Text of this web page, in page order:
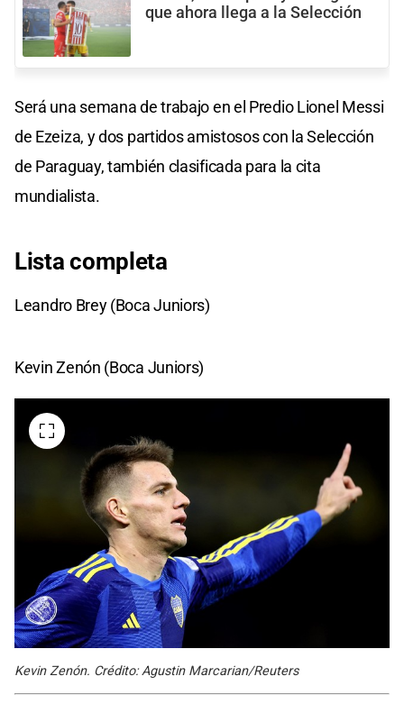
que ahora llega a la Selección
Será una semana de trabajo en el Predio Lionel Messi
de Ezeiza, y dos partidos amistosos con la Selección
de Paraguay, también clasificada para la cita
mundialista.
Lista completa
Leandro Brey (Boca Juniors)
Kevin Zenón (Boca Juniors)
Kevin Zenón. Crédito: Agustin Marcarian/Reuters